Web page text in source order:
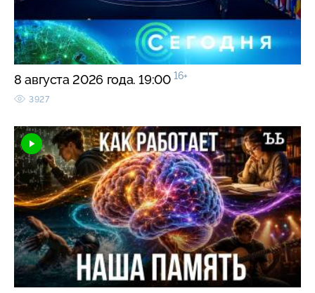
8 августа 2026 года. 19:00 16+
3927